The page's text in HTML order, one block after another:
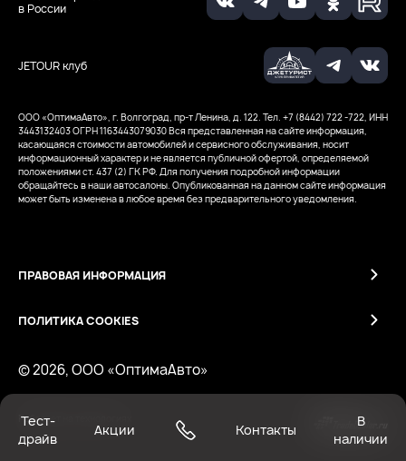
JETOUR клуб
в России
ООО «ОптимаАвто», г. Волгоград, пр-т Ленина, д. 122. Тел. +7 (8442) 722 -722, ИНН
3443132403ОГРН 1163443079030Вся представленная на сайте информация,
касающаяся стоимости автомобилей и сервисного обслуживания, носит
информационный характер и не является публичной офертой, определяемой
положениями ст. 437 (2) ГК РФ. Для получения подробной информации
обращайтесь в наши автосалоны. Опубликованная на данном сайте информация
может быть изменена в любое время без предварительного уведомления.
© 2026, ООО «ОптимаАвто»
ПРАВОВАЯ ИНФОРМАЦИЯ
ПОЛИТИКА COOKIES
Работает на технологиях
Тест-
драйв
Акции Контакты
В
наличии